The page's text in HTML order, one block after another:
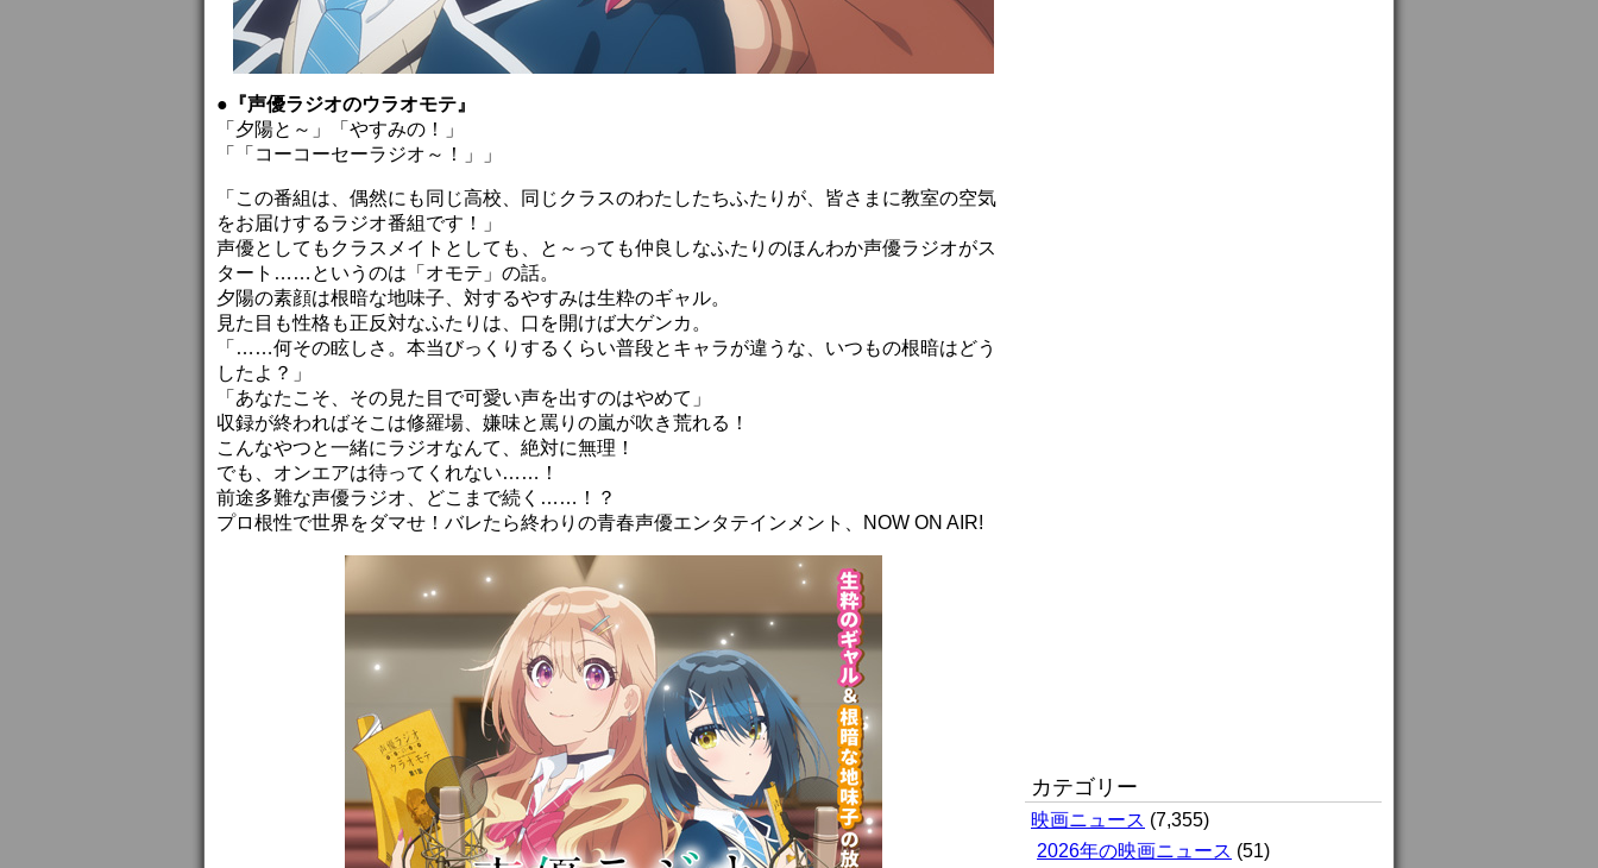
●『声優ラジオのウラオモテ』
「夕陽と～」「やすみの！」
「「コーコーセーラジオ～！」」
「この番組は、偶然にも同じ高校、同じクラスのわたしたちふたりが、皆さまに教室の空気
をお届けするラジオ番組です！」
声優としてもクラスメイトとしても、と～っても仲良しなふたりのほんわか声優ラジオがス
タート……というのは「オモテ」の話。
夕陽の素顔は根暗な地味子、対するやすみは生粋のギャル。
見た目も性格も正反対なふたりは、口を開けば大ゲンカ。
「……何その眩しさ。本当びっくりするくらい普段とキャラが違うな、いつもの根暗はどう
したよ？」
「あなたこそ、その見た目で可愛い声を出すのはやめて」
収録が終わればそこは修羅場、嫌味と罵りの嵐が吹き荒れる！
こんなやつと一緒にラジオなんて、絶対に無理！
でも、オンエアは待ってくれない……！
前途多難な声優ラジオ、どこまで続く……！？
プロ根性で世界をダマせ！バレたら終わりの青春声優エンタテインメント、NOW ON AIR!
カテゴリー
映画ニュース (7,355)
2026年の映画ニュース (51)